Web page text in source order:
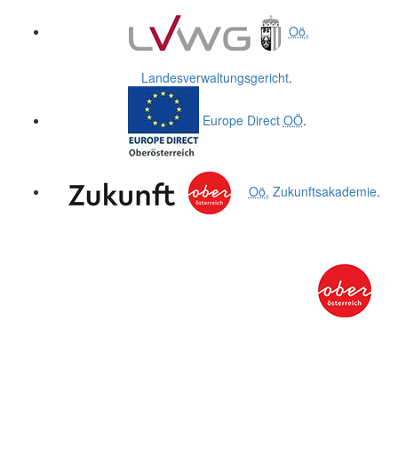
Oö.
Landesverwaltungsgericht.
Europe Direct OÖ.
Oö. Zukunftsakademie.